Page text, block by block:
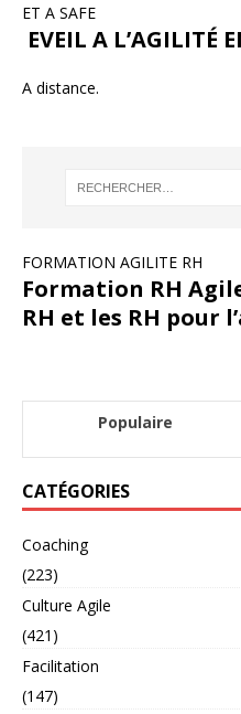
ET A SAFE
EVEIL A L’AGILITÉ
A distance.
FORMATION AGILITE RH
Formation RH
RH et les RH pour
Populaire
CATÉGORIES
Coaching
(223)
Culture Agile
(421)
Facilitation
(147)